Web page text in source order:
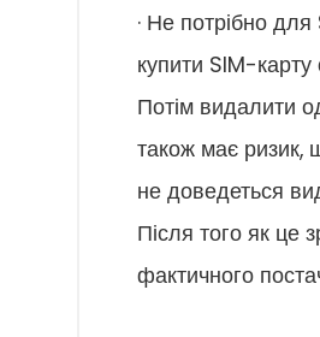
· Не потрібно
купити SIM-
Потім видалити
також має ризик,
не доведеться
Після того як це
фактичного